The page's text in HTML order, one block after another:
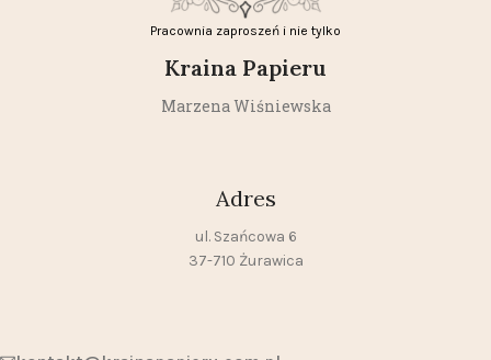
Pracownia zaproszeń i nie tylko
Kraina Papieru
Marzena Wiśniewska
Adres
ul. Szańcowa 6
37-710 Żurawica